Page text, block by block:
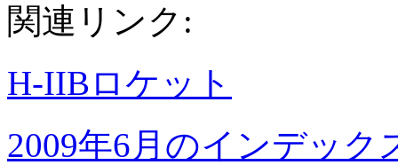
関連リンク:
H-IIBロケット
2009年6月のインデック